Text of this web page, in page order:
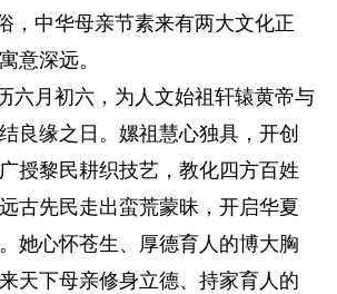
，中华母亲节素来有两大文化正
意深远。
六月初六，为人文始祖轩辕黄帝与
良缘之日。嫘祖慧心独具，开创
授黎民耕织技艺，教化四方百姓
古先民走出蛮荒蒙昧，开启华夏
她心怀苍生、厚德育人的博大胸
天下母亲修身立德、持家育人的